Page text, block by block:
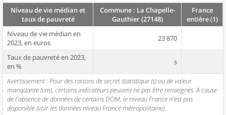
Niveau de vie médian et
taux de pauvreté
Commune : La Chapelle-
Gauthier (27148)
France
entière (1)
Niveau de vie médian en
2023, en euros
23 870
Taux de pauvreté en 2023,
en %
s
Avertissement : Pour des raisons de secret statistique (s) ou de valeur
manquante (vm), certains indicateurs peuvent ne pas être renseignés. À cause
de l'absence de données de certains DOM, le niveau France n'est pas
disponible (voir les données niveau France métropolitaine).